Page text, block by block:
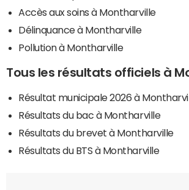
Accès aux soins à Montharville
Délinquance à Montharville
Pollution à Montharville
Tous les résultats officiels à
Résultat municipale 2026 à
Résultats du bac à Montharville
Résultats du brevet à Montharville
Résultats du BTS à Montharville